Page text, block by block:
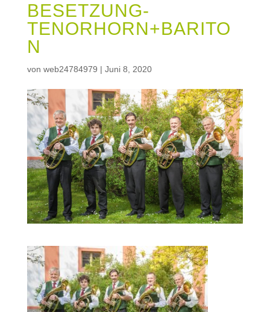
BESETZUNG-
TENORHORN+BARITO
N
von web24784979 | Juni 8, 2020